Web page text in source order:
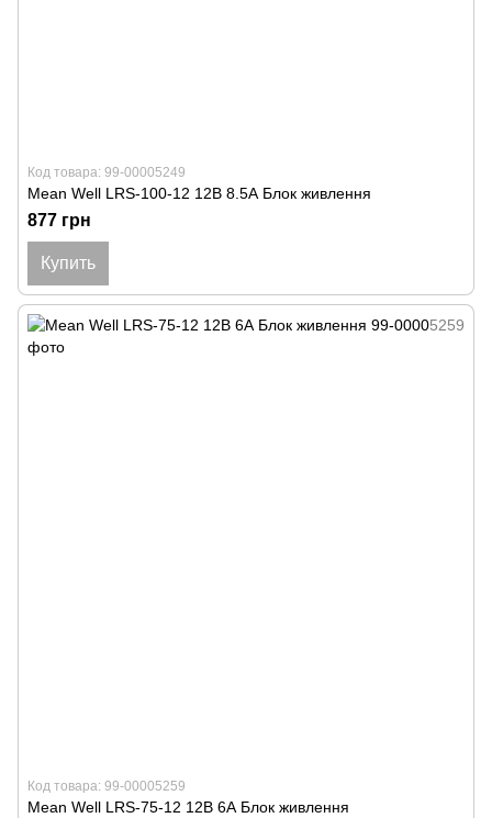
Код товара: 99-00005249
Mean Well LRS-100-12 12В 8.5А Блок живлення
877 грн
Купить
Код товара: 99-00005259
Mean Well LRS-75-12 12В 6А Блок живлення